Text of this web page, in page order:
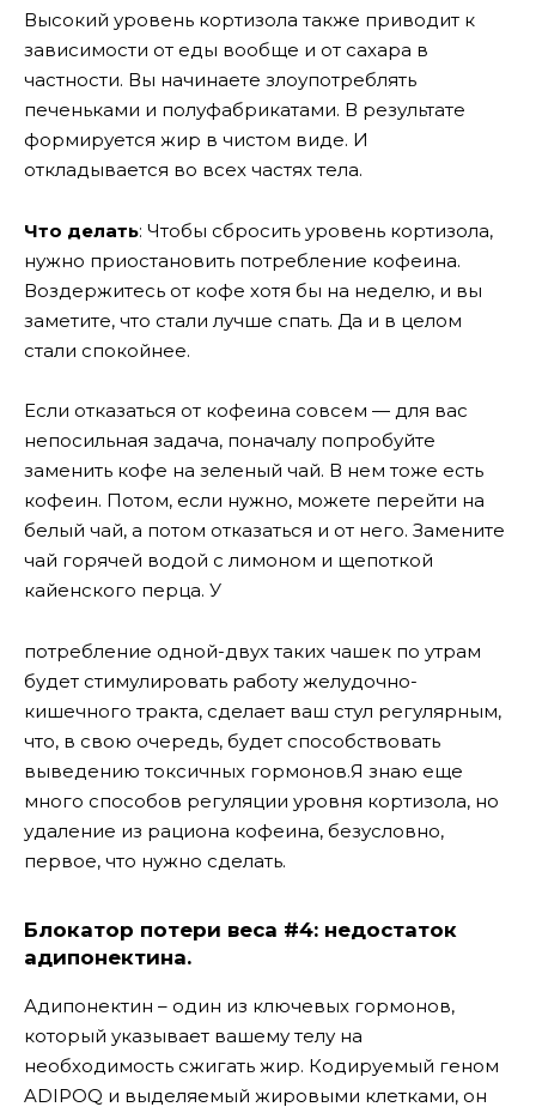
Высокий уровень кортизола также приводит к
зависимости от еды вообще и от сахара в
частности. Вы начинаете злоупотреблять
печеньками и полуфабрикатами. В результате
формируется жир в чистом виде. И
откладывается во всех частях тела.
Что делать: Чтобы сбросить уровень кортизола,
нужно приостановить потребление кофеина.
Воздержитесь от кофе хотя бы на неделю, и вы
заметите, что стали лучше спать. Да и в целом
стали спокойнее.
Если отказаться от кофеина совсем — для вас
непосильная задача, поначалу попробуйте
заменить кофе на зеленый чай. В нем тоже есть
кофеин. Потом, если нужно, можете перейти на
белый чай, а потом отказаться и от него. Замените
чай горячей водой с лимоном и щепоткой
кайенского перца. У
потребление одной-двух таких чашек по утрам
будет стимулировать работу желудочно-
кишечного тракта, сделает ваш стул регулярным,
что, в свою очередь, будет способствовать
выведению токсичных гормонов.Я знаю еще
много способов регуляции уровня кортизола, но
удаление из рациона кофеина, безусловно,
первое, что нужно сделать.
Блокатор потери веса #4: недостаток
адипонектина.
Адипонектин – один из ключевых гормонов,
который указывает вашему телу на
необходимость сжигать жир. Кодируемый геном
ADIPOQ и выделяемый жировыми клетками, он